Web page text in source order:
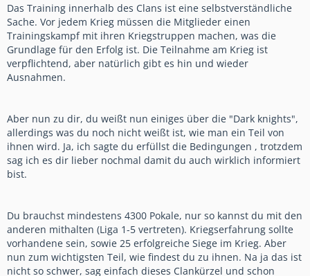
Das Training innerhalb des Clans ist eine selbstverständliche
Sache. Vor jedem Krieg müssen die Mitglieder einen
Trainingskampf mit ihren Kriegstruppen machen, was die
Grundlage für den Erfolg ist. Die Teilnahme am Krieg ist
verpflichtend, aber natürlich gibt es hin und wieder
Ausnahmen.
Aber nun zu dir, du weißt nun einiges über die "Dark knights",
allerdings was du noch nicht weißt ist, wie man ein Teil von
ihnen wird. Ja, ich sagte du erfüllst die Bedingungen , trotzdem
sag ich es dir lieber nochmal damit du auch wirklich informiert
bist.
Du brauchst mindestens 4300 Pokale, nur so kannst du mit den
anderen mithalten (Liga 1-5 vertreten). Kriegserfahrung sollte
vorhandene sein, sowie 25 erfolgreiche Siege im Krieg. Aber
nun zum wichtigsten Teil, wie findest du zu ihnen. Na ja das ist
nicht so schwer, sag einfach dieses Clankürzel und schon